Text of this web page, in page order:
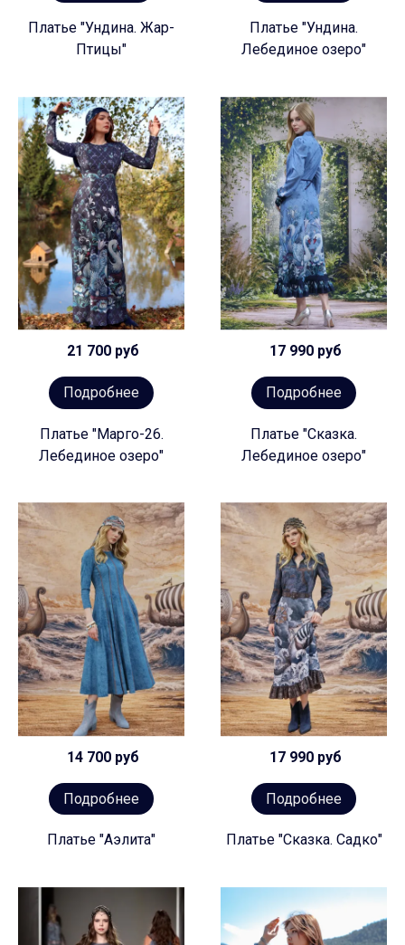
Платье "Ундина. Жар-
Птицы"
Платье "Ундина.
Лебединое озеро"
21 700 руб
Подробнее
Платье "Марго-26.
Лебединое озеро"
17 990 руб
Подробнее
Платье "Сказка.
Лебединое озеро"
14 700 руб
Подробнее
Платье "Аэлита"
17 990 руб
Подробнее
Платье "Сказка. Садко"